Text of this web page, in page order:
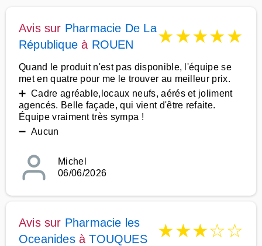
Avis sur Pharmacie De La
République à ROUEN ★★★★★
Quand le produit n'est pas disponible, l'équipe se
met en quatre pour me le trouver au meilleur prix.
➕ Cadre agréable,locaux neufs, aérés et joliment
agencés. Belle façade, qui vient d'être refaite.
Équipe vraiment très sympa !
➖ Aucun
Michel
06/06/2026
Avis sur Pharmacie les
OceanidesàTOUQUES ★★★☆☆